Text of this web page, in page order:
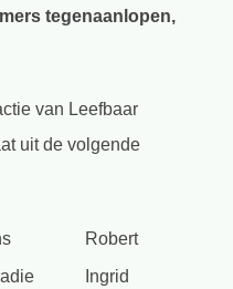
tegenaanlopen,
van Leefbaar
uit de volgende
Robert
Ingrid